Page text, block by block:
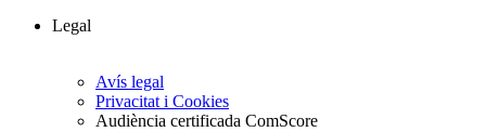
Legal
Avís legal
Privacitat i Cookies
Audiència certificada ComScore